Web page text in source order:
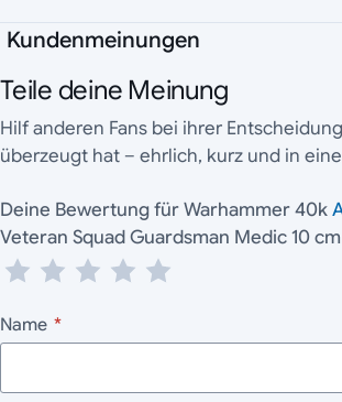
Kundenmeinungen
Teile deine Meinung
Hilf anderen Fans bei ihrer
überzeugt hat – ehrlich, kurz und in
Deine Bewertung für Warhammer 40k
Veteran Squad Guardsman Medic 10 cm
Name *